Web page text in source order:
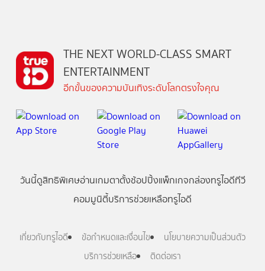
THE NEXT WORLD-CLASS SMART
ENTERTAINMENT
อีกขั้นของความบันเทิงระดับโลกตรงใจคุณ
วันนี้ดูสิทธิพิเศษอ่านเกมตาตั้งช้อปปิ้งแพ็กเกจกล่องทรูไอดีทีวี
คอมมูนิตี้บริการช่วยเหลือทรูไอดี
เกี่ยวกับทรูไอดี ข้อกำหนดและเงื่อนไข
นโยบายความเป็นส่วนตัว
บริการช่วยเหลือ
ติดต่อเรา